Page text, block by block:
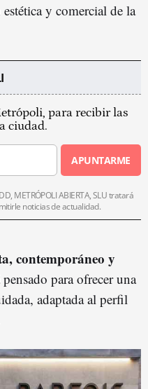
y comercial de la
para recibir las
ciudad.
APUNTARME
METRÓPOLI ABIERTA, SLU tratará
noticias de actualidad.
contemporáneo y
para ofrecer una
adaptada al perfil